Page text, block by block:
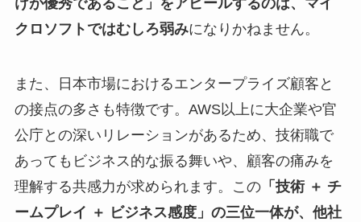
けが優秀であること」をアピールするのは、マイ
クロソフトではむしろ弱みになりかねません。
また、日本市場におけるエンタープライズ顧客と
の接点の多さも特徴です。AWS以上に大企業や官
公庁との深いリレーションがあるため、技術職で
あってもビジネス的な振る舞いや、顧客の痛みを
理解する共感力が求められます。この「技術 ＋ チ
ームプレイ ＋ ビジネス感度」の三位一体が、他社